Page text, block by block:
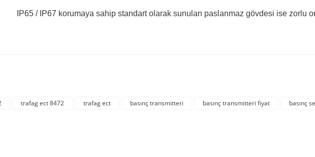
IP65 / IP67 korumaya sahip standart olarak sunulan paslanmaz gövdesi ise zorlu
trafag ect 8472 trafag ect basınç transmitteri basınç transmitteri fiyat basınç